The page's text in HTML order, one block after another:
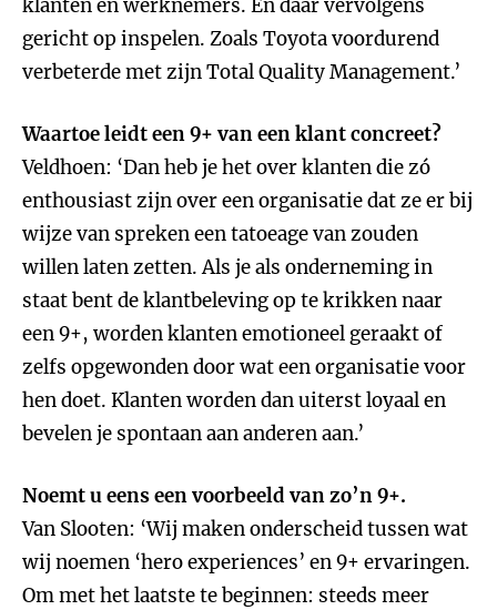
klanten en werknemers. En daar vervolgens
gericht op inspelen. Zoals Toyota voordurend
verbeterde met zijn Total Quality Management.’
Waartoe leidt een 9+ van een klant concreet?
Veldhoen: ‘Dan heb je het over klanten die zó
enthousiast zijn over een organisatie dat ze er bij
wijze van spreken een tatoeage van zouden
willen laten zetten. Als je als onderneming in
staat bent de klantbeleving op te krikken naar
een 9+, worden klanten emotioneel geraakt of
zelfs opgewonden door wat een organisatie voor
hen doet. Klanten worden dan uiterst loyaal en
bevelen je spontaan aan anderen aan.’
Noemt u eens een voorbeeld van zo’n 9+.
Van Slooten: ‘Wij maken onderscheid tussen wat
wij noemen ‘hero experiences’ en 9+ ervaringen.
Om met het laatste te beginnen: steeds meer